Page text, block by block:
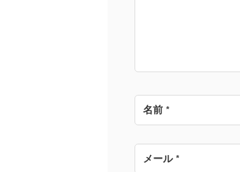
名前 *
メール*